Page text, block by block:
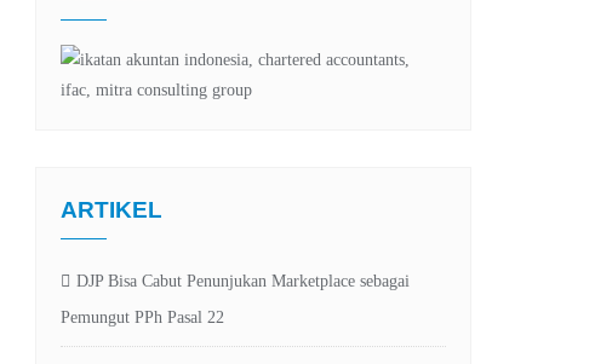
ARTIKEL
DJP Bisa Cabut Penunjukan Marketplace sebagai
Pemungut PPh Pasal 22